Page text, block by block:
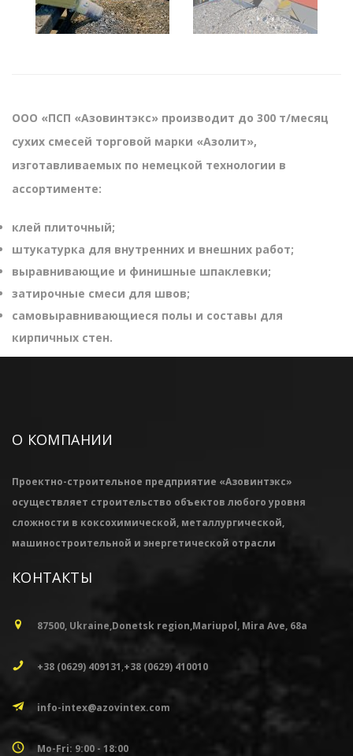
ООО «ПСП «Азовинтэкс» производит до 300 т/месяц
сухих смесей торговой марки «Азолит»,
изготавливаемых по немецкой технологии в
ассортименте:
клей плиточный;
штукатурка для внутренних и внешних работ;
выравнивающие и финишные шпаклевки;
затирочные смеси для швов;
самовыравнивающиеся полы и составы для
кирпичных стен.
О КОМПАНИИ
Проектно-строительное предприятие «Азовинтэкс»
осуществляет строительство объектов любого уровня
сложности в коксохимической, металлургической,
машиностроительной и энергетической отрасли
КОНТАКТЫ
87500, Ukraine,Donetsk region,Mariupol, Mira Ave, 68а
+38 (0629) 409131,+38 (0629) 410010
info-intex@azovintex.com
Mo-Fri: 9:00 - 18:00